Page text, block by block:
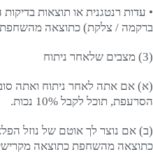
• עדות רנטגנית או תוצאות בדיקות
ברקמה / צלקת) כתוצאה
(3) מצבים שלאחר ניתוח
(א) אם אתה לאחר ניתוח ואתה
הסרעפת, תוכל לקבל 10% נכות.
(ב) אם נוצר לך אוטם של נוזל
כתוצאה מהשחפת כתוצאה